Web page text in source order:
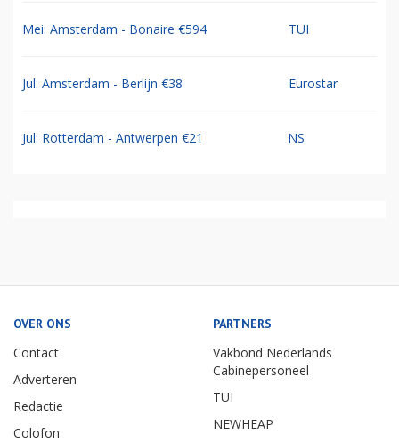
Mei: Amsterdam - Bonaire €594 TUI
Jul: Amsterdam - Berlijn €38 Eurostar
Jul: Rotterdam - Antwerpen €21 NS
OVER ONS
Contact
Adverteren
Redactie
Colofon
PARTNERS
Vakbond Nederlands
Cabinepersoneel
TUI
NEWHEAP